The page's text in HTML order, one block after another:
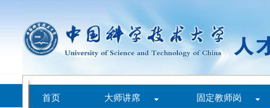
首页 大师讲席 固定教师岗